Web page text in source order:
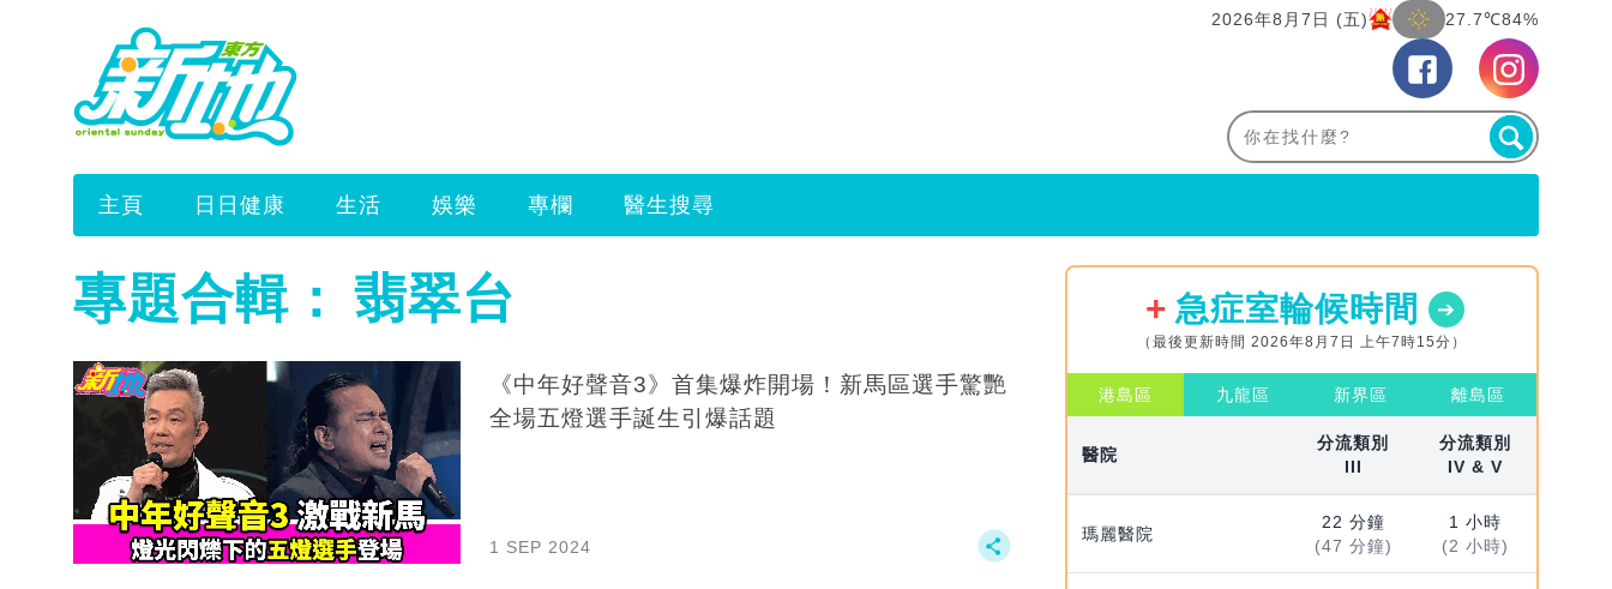
2026年8月7日 (五) 27.7℃84%
主頁 日日健康 生活 娛樂 專欄 醫生搜尋
專題合輯： 翡翠台
《中年好聲音3》首集爆炸開場！新馬區選手驚艷
全場五燈選手誕生引爆話題
1 SEP 2024
急症室輪候時間
（最後更新時間 2026年8月7日 上午7時15分）
港島區 九龍區 新界區 離島區
醫院
分流類別
III
分流類別
IV & V
瑪麗醫院
22 分鐘
(47 分鐘)
1 小時
(2 小時)